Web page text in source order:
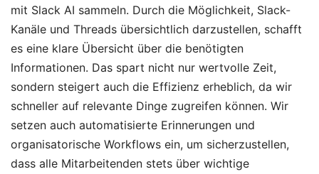
mit Slack AI sammeln. Durch die Möglichkeit, Slack-
Kanäle und Threads übersichtlich darzustellen, schafft
es eine klare Übersicht über die benötigten
Informationen. Das spart nicht nur wertvolle Zeit,
sondern steigert auch die Effizienz erheblich, da wir
schneller auf relevante Dinge zugreifen können. Wir
setzen auch automatisierte Erinnerungen und
organisatorische Workflows ein, um sicherzustellen,
dass alle Mitarbeitenden stets über wichtige